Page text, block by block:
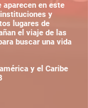
aparecen en este
y
lugares de
el viaje de las
buscar una vida
y el Caribe